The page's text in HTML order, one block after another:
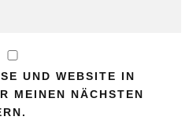
UND WEBSITE IN
MEINEN NÄCHSTEN